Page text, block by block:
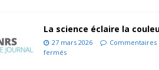
La science éclaire la
27 mars 2026
Commentaires
fermés